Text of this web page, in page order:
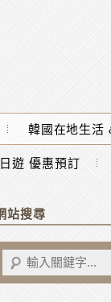
韓國在地生活
遊 優惠預訂
站搜尋